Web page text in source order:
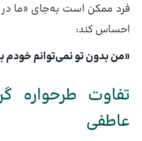
فرد ممکن است به‌جای «ما در
احساس کند:
«من بدون تو نمی‌توانم خودم
تفاوت طرحواره
عاطفی